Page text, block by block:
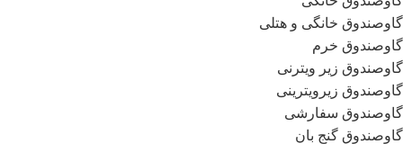
گاوصندوق خانگی و هتلی
گاوصندوق خرم
گاوصندوق زیر ویترنی
گاوصندوق زیرویترینی
گاوصندوق سفارشی
گاوصندوق گنج بان